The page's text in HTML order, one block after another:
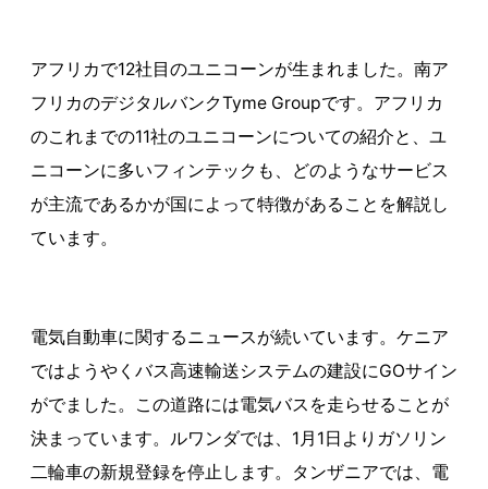
アフリカで12社目のユニコーンが生まれました。南ア
フリカのデジタルバンクTyme Groupです。アフリカ
のこれまでの11社のユニコーンについての紹介と、ユ
ニコーンに多いフィンテックも、どのようなサービス
が主流であるかが国によって特徴があることを解説し
ています。
電気自動車に関するニュースが続いています。ケニア
ではようやくバス高速輸送システムの建設にGOサイン
がでました。この道路には電気バスを走らせることが
決まっています。ルワンダでは、1月1日よりガソリン
二輪車の新規登録を停止します。タンザニアでは、電